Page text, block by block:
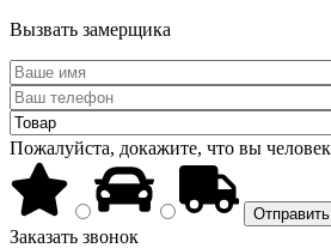
Вызвать замерщика
Пожалуйста, докажите, что вы
Заказать звонок